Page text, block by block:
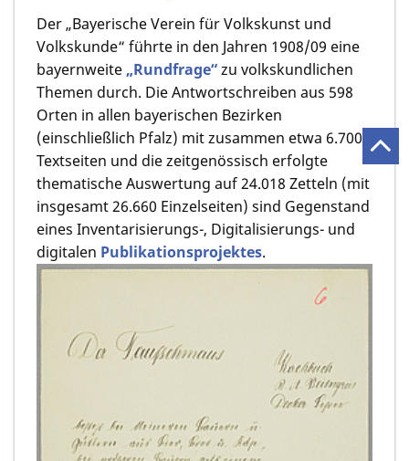
Der „Bayerische Verein für Volkskunst und
Volkskunde“ führte in den Jahren 1908/09 eine
bayernweite „Rundfrage“zu volkskundlichen
Themen durch. Die Antwortschreiben aus 598
Orten in allen bayerischen Bezirken
(einschließlich Pfalz) mit zusammen etwa 6.700
Textseiten und die zeitgenössisch erfolgte
thematische Auswertung auf 24.018 Zetteln (mit
insgesamt 26.660 Einzelseiten) sind Gegenstand
eines Inventarisierungs-, Digitalisierungs- und
digitalen Publikationsprojektes.